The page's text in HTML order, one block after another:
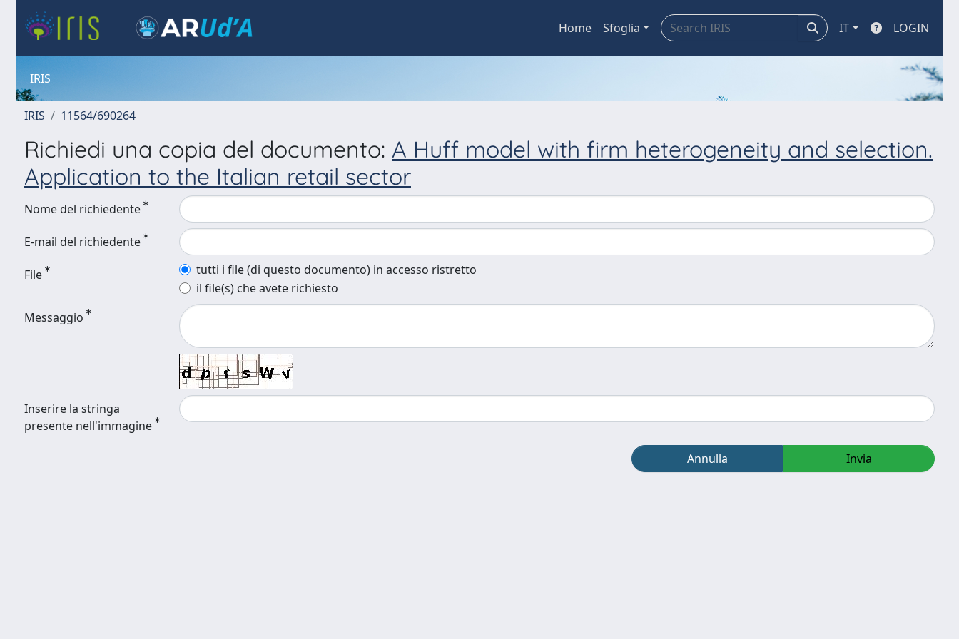
Home Sfoglia IT LOGIN
IRIS
IRIS 11564/690264
Richiedi una copia del documento: A Huff model with firm heterogeneity and selection.
Application to the Italian retail sector
Nome del richiedente
E-mail del richiedente
File
tutti i file (di questo documento) in accesso ristretto
il file(s) che avete richiesto
Messaggio
Inserire la stringa
presente nell'immagine
Annulla Invia